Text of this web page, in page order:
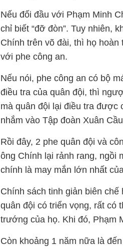
Nếu đối đầu với Phạm Minh
chỉ biết “đỡ đòn”. Tuy nhiên,
Chính trên võ đài, thì họ hoàn
với phe công an.
Nếu nói, phe công an có bộ
điều tra của quân đội, thì
mà quân đội lại điều tra được
nhắm vào Tập đoàn Xuân
Rồi đây, 2 phe quân đội và
ông Chính lại rảnh rang, ngồi
chính là may mắn lớn nhất
Chính sách tinh giản biên
quân đội có triển vọng, rất có
trướng của họ. Khi đó, Phạm
Còn khoảng 1 năm nữa là